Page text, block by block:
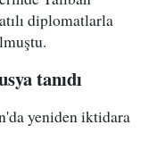
diplomatlarla
tanıdı
yeniden iktidara